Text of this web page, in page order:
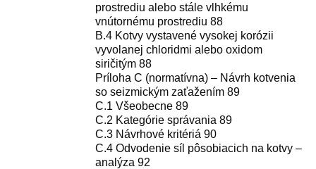
prostrediu alebo stále vlhkému
vnútornému prostrediu 88
B.4 Kotvy vystavené vysokej korózii
vyvolanej chloridmi alebo oxidom
siričitým 88
Príloha C (normatívna) – Návrh kotvenia
so seizmickým zaťažením 89
C.1 Všeobecne 89
C.2 Kategórie správania 89
C.3 Návrhové kritériá 90
C.4 Odvodenie síl pôsobiacich na kotvy –
analýza 92